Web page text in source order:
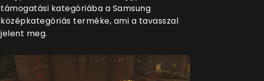
támogatási kategóriába a Samsung
középkategóriás terméke, ami a tavasszal
jelent meg.